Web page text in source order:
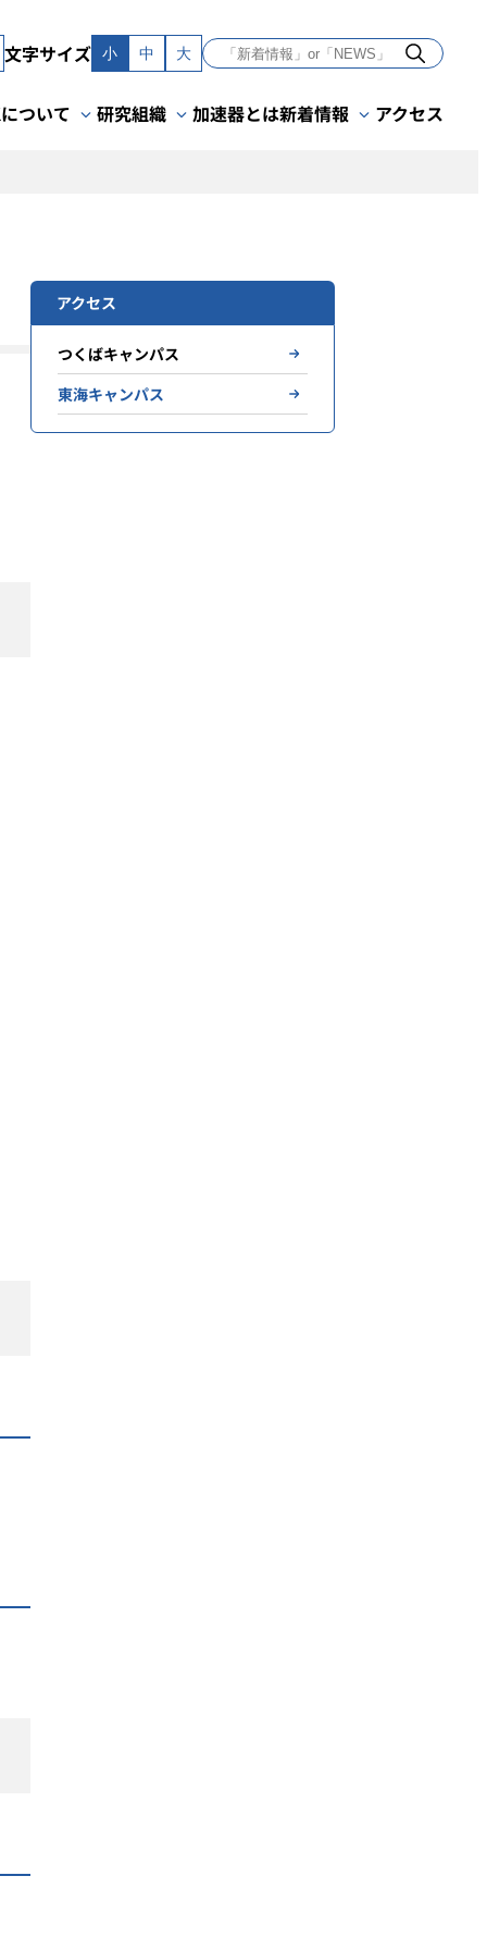
文字サイズ 小 中 大
ついて 研究組織 加速器とは新着情報 アクセス
アクセス
つくばキャンパス
東海キャンパス